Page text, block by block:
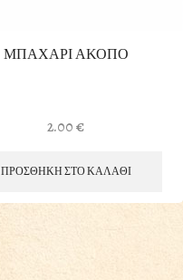
ΜΠΑΧΑΡΙ ΑΚΟΠΟ
2.00€
ΠΡΟΣΘΗΚΗ ΣΤΟ ΚΑΛΑΘΙ